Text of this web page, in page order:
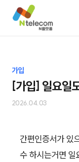
가입
[가입] 일요일
2026.04.03
간편인증서가 있
수 하시는거면 일